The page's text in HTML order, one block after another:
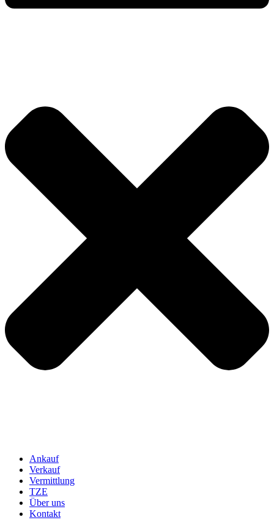
Ankauf
Verkauf
Vermittlung
TZE
Über uns
Kontakt